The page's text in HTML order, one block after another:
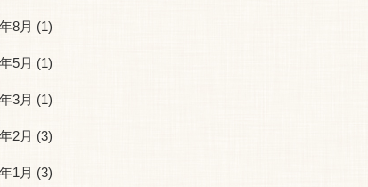
8月 (1)
5月 (1)
3月 (1)
2月 (3)
1月 (3)